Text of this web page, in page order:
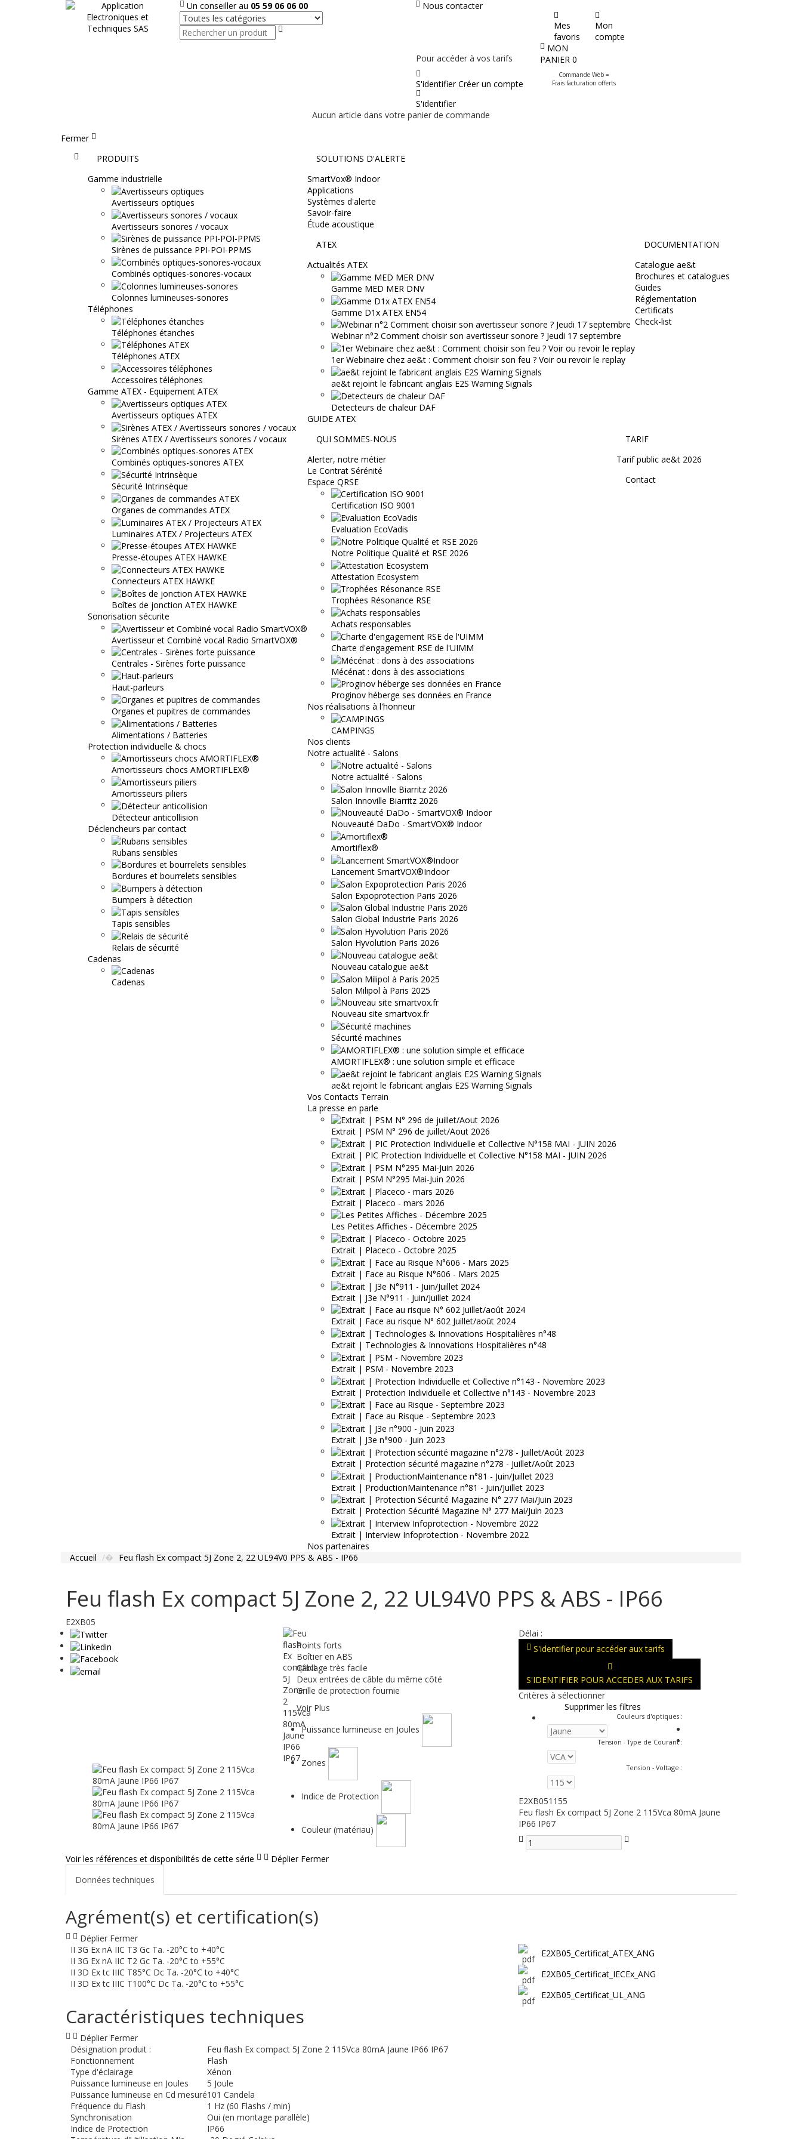
Un conseiller au 05 59 06 06 00 Nous contacter
Rechercher
Mes
favoris
Mon
compte
Pour accéder à vos tarifs
S'identifierCréer un compte
S'identifier
MON
PANIER 0
Commande Web =
Frais facturation offerts
Aucun article dans votre panier de commande
Fermer
AccueilPRODUITS
Gamme industrielle
Avertisseurs optiques
Avertisseurs sonores / vocaux
Sirènes de puissance PPI-POI-PPMS
Combinés optiques-sonores-vocaux
Colonnes lumineuses-sonores
Téléphones
Téléphones étanches
Téléphones ATEX
Accessoires téléphones
Gamme ATEX - Equipement ATEX
Avertisseurs optiques ATEX
Sirènes ATEX / Avertisseurs sonores / vocaux
Combinés optiques-sonores ATEX
Sécurité Intrinsèque
Organes de commandes ATEX
Luminaires ATEX / Projecteurs ATEX
Presse-étoupes ATEX HAWKE
Connecteurs ATEX HAWKE
Boîtes de jonction ATEX HAWKE
Sonorisation sécurite
Avertisseur et Combiné vocal Radio SmartVOX®
Centrales - Sirènes forte puissance
Haut-parleurs
Organes et pupitres de commandes
Alimentations / Batteries
Protection individuelle & chocs
Amortisseurs chocs AMORTIFLEX®
Amortisseurs piliers
Détecteur anticollision
Déclencheurs par contact
Rubans sensibles
Bordures et bourrelets sensibles
Bumpers à détection
Tapis sensibles
Relais de sécurité
Cadenas
Cadenas
SOLUTIONS D'ALERTE
SmartVox® Indoor
Applications
Systèmes d'alerte
Savoir-faire
Étude acoustique
ATEX
Actualités ATEX
Gamme MED MER DNV
Gamme D1x ATEX EN54
Webinar n°2 Comment choisir son avertisseur sonore ? Jeudi 17 septembre
1er Webinaire chez ae&t : Comment choisir son feu ? Voir ou revoir le replay
ae&t rejoint le fabricant anglais E2S Warning Signals
Detecteurs de chaleur DAF
GUIDE ATEX
DOCUMENTATION
Catalogue ae&t
Brochures et catalogues
Guides
Réglementation
Certificats
Check-list
QUI SOMMES-NOUS
Alerter, notre métier
Le Contrat Sérénité
Espace QRSE
Certification ISO 9001
Evaluation EcoVadis
Notre Politique Qualité et RSE 2026
Attestation Ecosystem
Trophées Résonance RSE
Achats responsables
Charte d'engagement RSE de l'UIMM
Mécénat : dons à des associations
Proginov héberge ses données en France
Nos réalisations à l'honneur
CAMPINGS
Nos clients
Notre actualité - Salons
Notre actualité - Salons
Salon Innoville Biarritz 2026
Nouveauté DaDo - SmartVOX® Indoor
Amortiflex®
Lancement SmartVOX®Indoor
Salon Expoprotection Paris 2026
Salon Global Industrie Paris 2026
Salon Hyvolution Paris 2026
Nouveau catalogue ae&t
Salon Milipol à Paris 2025
Nouveau site smartvox.fr
Sécurité machines
AMORTIFLEX® : une solution simple et efficace
ae&t rejoint le fabricant anglais E2S Warning Signals
Vos Contacts Terrain
La presse en parle
Extrait | PSM N° 296 de juillet/Aout 2026
Extrait | PIC Protection Individuelle et Collective N°158 MAI - JUIN 2026
Extrait | PSM N°295 Mai-Juin 2026
Extrait | Placeco - mars 2026
Les Petites Affiches - Décembre 2025
Extrait | Placeco - Octobre 2025
Extrait | Face au Risque N°606 - Mars 2025
Extrait | J3e N°911 - Juin/Juillet 2024
Extrait | Face au risque N° 602 Juillet/août 2024
Extrait | Technologies & Innovations Hospitalières n°48
Extrait | PSM - Novembre 2023
Extrait | Protection Individuelle et Collective n°143 - Novembre 2023
Extrait | Face au Risque - Septembre 2023
Extrait | J3e n°900 - Juin 2023
Extrait | Protection sécurité magazine n°278 - Juillet/Août 2023
Extrait | ProductionMaintenance n°81 - Juin/Juillet 2023
Extrait | Protection Sécurité Magazine N° 277 Mai/Juin 2023
Extrait | Interview Infoprotection - Novembre 2022
Nos partenaires
TARIF
Tarif public ae&t 2026
Contact
Accueil Feu flash Ex compact 5J Zone 2, 22 UL94V0 PPS & ABS - IP66
Feu flash Ex compact 5J Zone 2, 22 UL94V0 PPS & ABS - IP66
E2XB05
Points forts
Boîtier en ABS
Câblage très facile
Deux entrées de câble du même côté
Grille de protection fournie
Voir Plus
Puissance lumineuse en Joules
Zones
Indice de Protection
Couleur (matériau)
Délai :
S'identifier pour accéder aux tarifs
S'IDENTIFIER POUR ACCEDER AUX TARIFS
Critères à sélectionner
Supprimer les filtres
Couleurs d'optiques :
Tension - Type de Courant:
Tension - Voltage :
E2XB051155
Feu flash Ex compact 5J Zone 2 115Vca 80mA Jaune
IP66 IP67
Voir les références et disponibilités de cette série Déplier Fermer
Données techniques
Agrément(s) et certification(s)
Déplier Fermer
II 3G Ex nA IIC T3 Gc Ta. -20°C to +40°C
II 3G Ex nA IIC T2 Gc Ta. -20°C to +55°C
II 3D Ex tc IIIC T85°C Dc Ta. -20°C to +40°C
II 3D Ex tc IIIC T100°C Dc Ta. -20°C to +55°C
E2XB05_Certificat_ATEX_ANG
E2XB05_Certificat_IECEx_ANG
E2XB05_Certificat_UL_ANG
Caractéristiques techniques
Déplier Fermer
Désignation produit :
Feu flash Ex compact 5J Zone 2 115Vca 80mA Jaune IP66 IP67
Fonctionnement
Flash
Type d'éclairage
Xénon
Puissance lumineuse en Joules
5 Joule
Puissance lumineuse en Cd mesuré101 Candela
Fréquence du Flash
1 Hz (60 Flashs / min)
Synchronisation
Oui (en montage parallèle)
Indice de Protection
IP66